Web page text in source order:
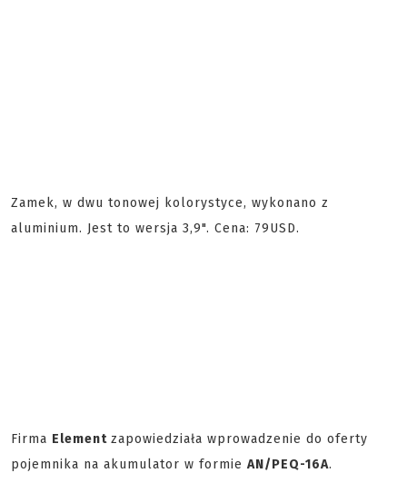
Zamek, w dwu tonowej kolorystyce, wykonano z
aluminium. Jest to wersja 3,9". Cena: 79USD.
Firma Element zapowiedziała wprowadzenie do oferty
pojemnika na akumulator w formie AN/PEQ-16A.